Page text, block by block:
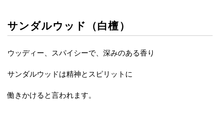
サンダルウッド（白檀）
ウッディー、スパイシーで、深みのある香り
サンダルウッドは精神とスピリットに
働きかけると言われます。